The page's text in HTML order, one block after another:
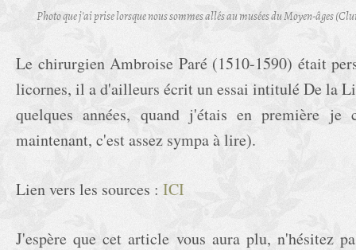
Photo que j'ai prise lorsque nous sommes allés au musées du Moyen-âges
Le chirurgien Ambroise Paré (1510-1590) était
licornes, il a d'ailleurs écrit un essai intitulé De la
quelques années, quand j'étais en première
maintenant, c'est assez sympa à lire).
Lien vers les sources : ICI
J'espère que cet article vous aura plu, n'hésitez